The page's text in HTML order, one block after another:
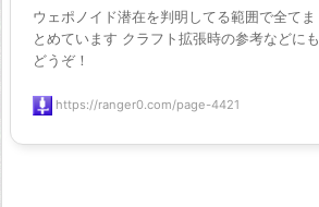
ウェポノイド潜在を判明してる範囲で全てま
とめています クラフト拡張時の参考などにも
どうぞ！
https://ranger0.com/page-4421